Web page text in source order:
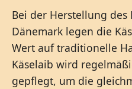
Bei der Herstellung des
Dänemark legen die
Wert auf traditionelle
Käselaib wird
gepflegt, um die